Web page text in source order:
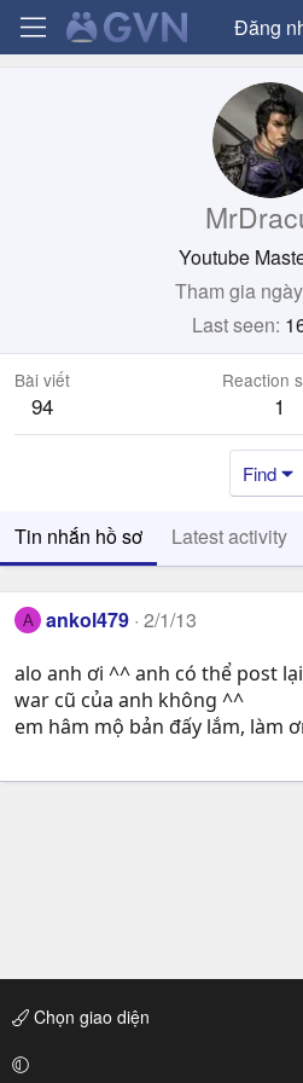
Đăng
Youtube
Tham gia ngày
Last seen
Bài viết
94
Reaction
1
Find
Tin nhắn hồ sơ Latest activity
A ankol479 2/1/13
alo anh ơi ^^ anh có thể post
war cũ của anh không ^^
em hâm mộ bản đấy lắm, làm
Chọn giao diện